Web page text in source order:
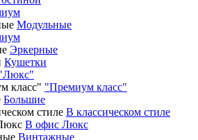
Модульные
Эркерные
Кушетки
"Премиум класс"
Большие
В классическом стиле
В офис Люкс
Винтажные